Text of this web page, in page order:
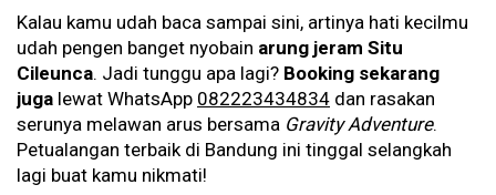
Kalau kamu udah baca sampai sini, artinya hati kecilmu
udah pengen banget nyobain arung jeram Situ
Cileunca. Jadi tunggu apa lagi? Booking sekarang
juga lewat WhatsApp 082223434834 dan rasakan
serunya melawan arus bersama Gravity Adventure.
Petualangan terbaik di Bandung ini tinggal selangkah
lagi buat kamu nikmati!